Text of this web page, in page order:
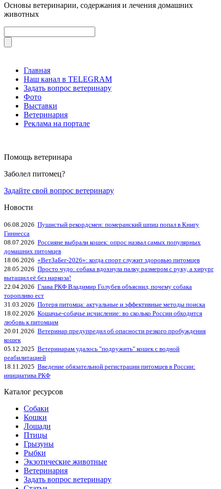
Основы ветеринарии, содержания и лечения домашних
животных
Главная
Наш канал в TELEGRAM
Задать вопрос ветеринару
Фото
Выставки
Ветеринария
Реклама на портале
Помощь ветеринара
Заболел питомец?
Задайте свой вопрос ветеринару
Новости
06.08.2026 Пушистый рекордсмен: померанский шпиц попал в Книгу
Гиннесса
08.07.2026 Россияне выбрали кошек: опрос назвал самых популярных
домашних питомцев
18.06.2026 «ВетЗаБег‑2026»: когда спорт служит здоровью питомцев
28.05.2026 Просто чудо: собака вдохнула палку размером с руку, а хирург
вытащил её без наркоза!
22.04.2026 Глава РКФ Владимир Голубев объяснил, почему собака
торопливо ест
31.03.2026 Потеря питомца: актуальные и эффективные методы поиска
18.02.2026 Кошачье-собачье исчисление: во сколько России обходится
любовь к питомцам
20.01.2026 Ветеринар предупредил об опасности резкого пробуждения
кошек
05.12.2025 Ветеринарам удалось "подружить" кошек с водной
реабилитацией
18.11.2025 Введение обязательной регистрации питомцев в России:
инициатива РКФ
Каталог ресурсов
Собаки
Кошки
Лошади
Птицы
Грызуны
Рыбки
Экзотические животные
Ветеринария
Задать вопрос ветеринару